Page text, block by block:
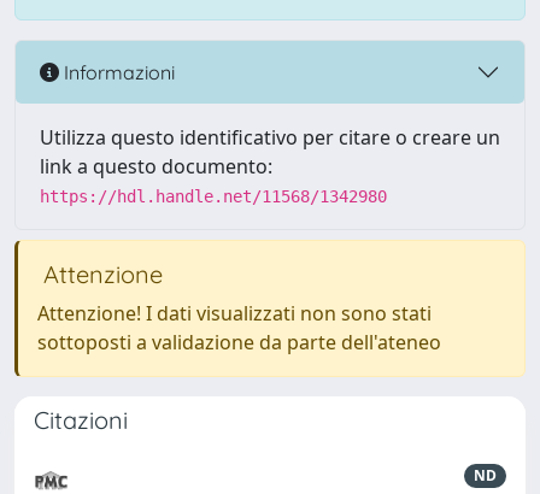
Informazioni
Utilizza questo identificativo per citare o creare un
link a questo documento:
https://hdl.handle.net/11568/1342980
Attenzione
Attenzione! I dati visualizzati non sono stati
sottoposti a validazione da parte dell'ateneo
Citazioni
ND